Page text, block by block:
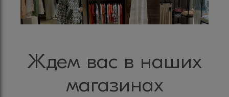
Ждем вас в наших
магазинах